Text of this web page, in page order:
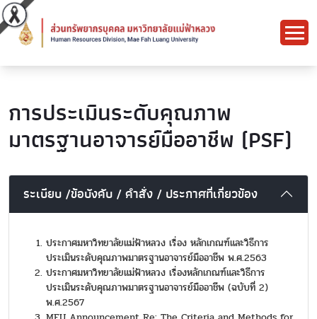
การประเมินระดับคุณภาพ
มาตรฐานอาจารย์มืออาชีพ (PSF)
ระเบียบ /ข้อบังคับ / คำสั่ง / ประกาศที่เกี่ยวข้อง
ประกาศมหาวิทยาลัยแม่ฟ้าหลวง เรื่อง หลักเกณฑ์และวิธีการ
ประเมินระดับคุณภาพมาตรฐานอาจารย์มืออาชีพ พ.ศ.2563
ประกาศมหาวิทยาลัยแม่ฟ้าหลวง เรื่องหลักเกณฑ์และวิธีการ
ประเมินระดับคุณภาพมาตรฐานอาจารย์มืออาชีพ (ฉบับที่ 2)
พ.ศ.2567